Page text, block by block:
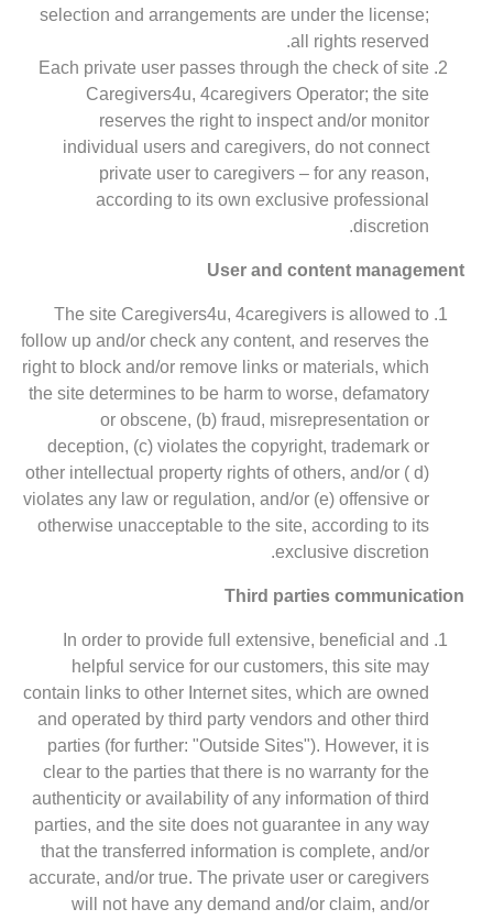
selection and arrangements are under the license;
all rights reserved.
Each private user passes through the check of site
Caregivers4u, 4caregivers Operator; the site
reserves the right to inspect and/or monitor
individual users and caregivers, do not connect
private user to caregivers – for any reason,
according to its own exclusive professional
discretion.
User and content management
The site Caregivers4u, 4caregivers is allowed to
follow up and/or check any content, and reserves the
right to block and/or remove links or materials, which
the site determines to be harm to worse, defamatory
or obscene, (b) fraud, misrepresentation or
deception, (c) violates the copyright, trademark or
other intellectual property rights of others, and/or ( d)
violates any law or regulation, and/or (e) offensive or
otherwise unacceptable to the site, according to its
exclusive discretion.
Third parties communication
In order to provide full extensive, beneficial and
helpful service for our customers, this site may
contain links to other Internet sites, which are owned
and operated by third party vendors and other third
parties (for further: "Outside Sites"). However, it is
clear to the parties that there is no warranty for the
authenticity or availability of any information of third
parties, and the site does not guarantee in any way
that the transferred information is complete, and/or
accurate, and/or true. The private user or caregivers
will not have any demand and/or claim, and/or